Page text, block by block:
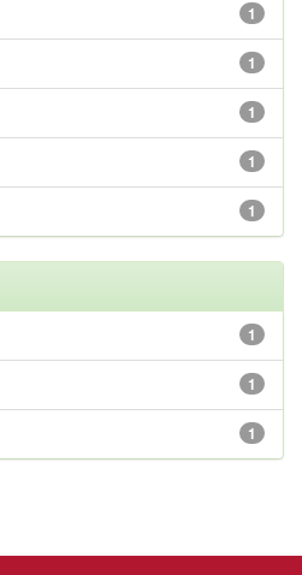
1
1
1
1
1
1
1
1